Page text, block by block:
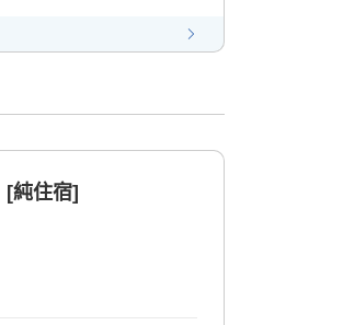
[純住宿]